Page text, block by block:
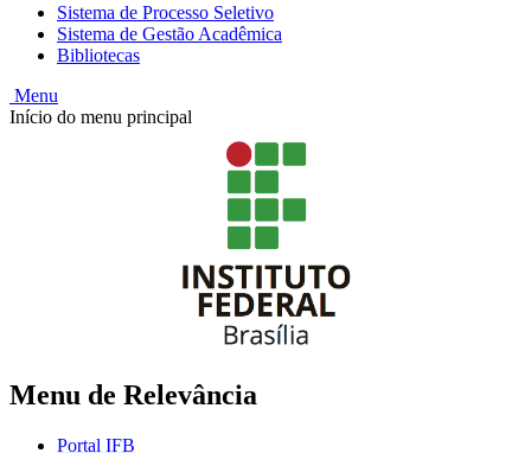
Sistema de Processo Seletivo
Sistema de Gestão Acadêmica
Bibliotecas
Menu
Início do menu principal
Menu de Relevância
Portal IFB